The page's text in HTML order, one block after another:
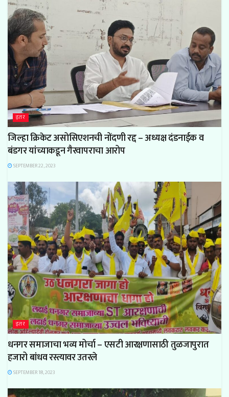
इतर
जिल्हा क्रिकेट असोसिएशनची नोंदणी रद्द – अध्यक्ष दंडनाईक व
बंडगर यांच्याकडून गैरवापराचा आरोप
SEPTEMBER 22, 2023
इतर
धनगर समाजाचा भव्य मोर्चा – एसटी आरक्षणासाठी तुळजापुरात
हजारो बांधव रस्त्यावर उतरले
SEPTEMBER 18, 2023